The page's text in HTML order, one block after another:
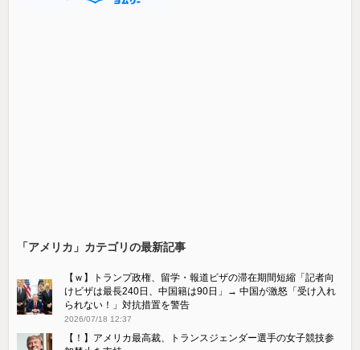
「アメリカ」カテゴリの最新記事
【ｗ】トランプ政権、留学・報道ビザの滞在期間短縮「記者向
けビザは最長240日、中国籍は90日」→ 中国が激怒「受け​入れ
られない！」対抗措置を警告
2026/07/18 12:37
【！】アメリカ最高裁、トランスジェンダー選手の女子競技参